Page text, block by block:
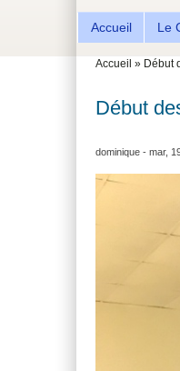
Accueil Le
Formulaire
Vous êtes ici
Accueil » Début
Début
dominique - mar,